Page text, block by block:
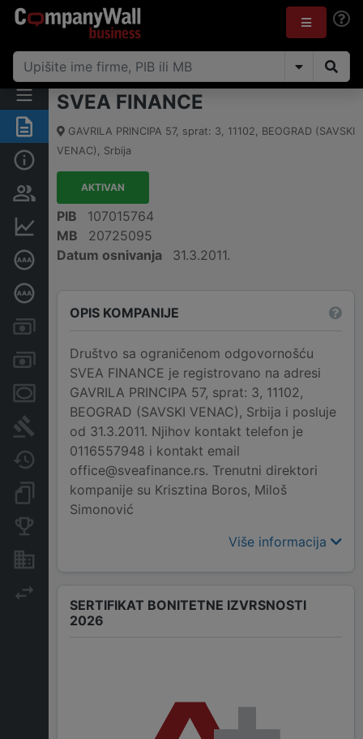
Rezime
Osnovni podaci
Vlasnička struktura
Sertifikat bonitetne izvrsnosti
Dubinska bonitetna ocena
Računi i blokade
Menice i zaloge
Sudski sporovi
Javne nabavke
Dokumenti i objave
SVEA FINANCE
GAVRILA PRINCIPA 57, sprat: 3, 11102, BEOGRAD (SAVSKI
VENAC) , Srbija
AKTIVAN
PIB
107015764
MB
20725095
Datum osnivanja
31.3.2011.
OPIS KOMPANIJE
Društvo sa ograničenom odgovornošću
SVEA FINANCE je registrovano na adresi
GAVRILA PRINCIPA 57, sprat: 3, 11102,
BEOGRAD (SAVSKI VENAC), Srbija i posluje
od 31.3.2011. Njihov kontakt telefon je
0116557948 i kontakt email
office@sveafinance.rs. Trenutni direktori
kompanije su Krisztina Boros, Miloš
Simonović
Više informacija
SERTIFIKAT BONITETNE IZVRSNOSTI
2026